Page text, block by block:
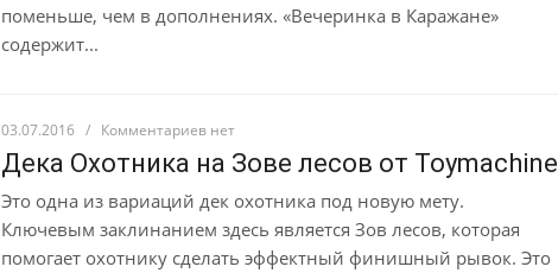
поменьше, чем в дополнениях. «Вечеринка в Каражане»
содержит...
03.07.2016 / Комментариев нет
Дека Охотника на Зове лесов от Toymachine
Это одна из вариаций дек охотника под новую мету.
Ключевым заклинанием здесь является Зов лесов, которая
помогает охотнику сделать эффектный финишный рывок. Это